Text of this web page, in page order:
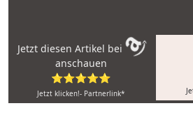
Jetzt diesen Artikel bei
anschauen
⭐⭐⭐⭐⭐
Jetzt klicken!- Partnerlink*